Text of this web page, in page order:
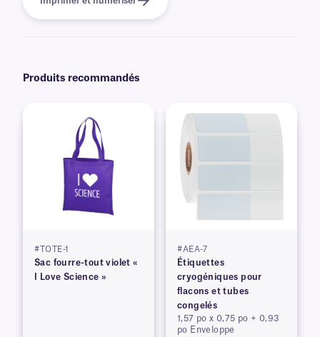
Produits recommandés
#TOTE-1
Sac fourre-tout violet «
I Love Science »
#AEA-7
Étiquettes
cryogéniques pour
flacons et tubes
congelés
1,57 po x 0,75 po + 0,93
po Enveloppe